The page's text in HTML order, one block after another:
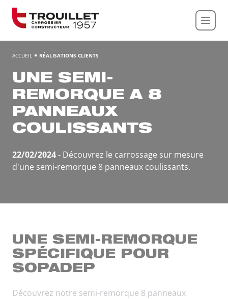
ACCUEIL RÉALISATIONS CLIENTS
UNE SEMI-
REMORQUE A 8
PANNEAUX
COULISSANTS
22/02/2024- Découvrez le carrossage sur mesure
d'une semi-remorque 8 panneaux coulissants.
UNE SEMI-REMORQUE
SPÉCIFIQUE POUR
SOPADEP
Découvrez notre semi-remorque 8 panneaux
Panneau de gestion des cookies